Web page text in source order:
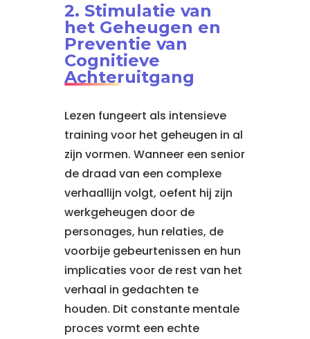
2. Stimulatie van
het Geheugen en
Preventie van
Cognitieve
Achteruitgang
Lezen fungeert als intensieve
training voor het geheugen in al
zijn vormen. Wanneer een senior
de draad van een complexe
verhaallijn volgt, oefent hij zijn
werkgeheugen door de
personages, hun relaties, de
voorbije gebeurtenissen en hun
implicaties voor de rest van het
verhaal in gedachten te
houden. Dit constante mentale
proces vormt een echte